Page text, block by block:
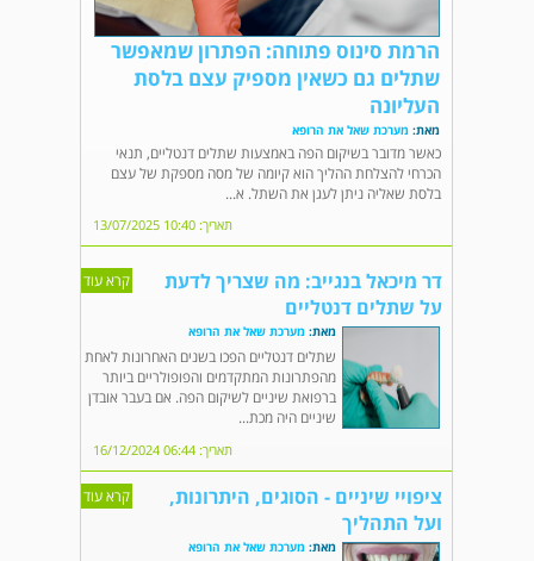
הרמת סינוס פתוחה: הפתרון שמאפשר
שתלים גם כשאין מספיק עצם בלסת
העליונה
מאת:מערכת שאל את הרופא
כאשר מדובר בשיקום הפה באמצעות שתלים דנטליים, תנאי
הכרחי להצלחת ההליך הוא קיומה של מסה מספקת של עצם
בלסת שאליה ניתן לעגן את השתל. א...
תאריך: 10:40 13/07/2025
קרא עוד
דר מיכאל בנגייב: מה שצריך לדעת
על שתלים דנטליים
מאת:מערכת שאל את הרופא
שתלים דנטליים הפכו בשנים האחרונות לאחת
מהפתרונות המתקדמים והפופולריים ביותר
ברפואת שיניים לשיקום הפה. אם בעבר אובדן
שיניים היה מכת...
תאריך: 06:44 16/12/2024
קרא עוד
ציפויי שיניים - הסוגים, היתרונות,
ועל התהליך
מאת:מערכת שאל את הרופא